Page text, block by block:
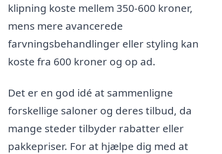
klipning koste mellem 350-600 kroner,
mens mere avancerede
farvningsbehandlinger eller styling kan
koste fra 600 kroner og op ad.
Det er en god idé at sammenligne
forskellige saloner og deres tilbud, da
mange steder tilbyder rabatter eller
pakkepriser. For at hjælpe dig med at